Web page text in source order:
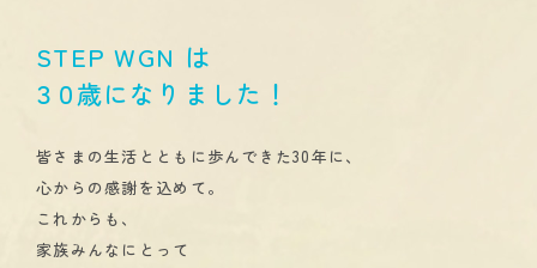
STEP WGN は
３０歳になりました！
皆さまの生活とともに歩んできた30年に、
心からの感謝を込めて。
これからも、
家族みんなにとって